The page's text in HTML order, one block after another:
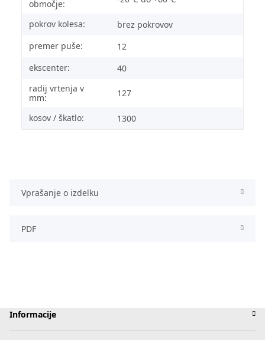
območje:
pokrov kolesa:
brez pokrovov
premer puše:
12
ekscenter:
40
radij vrtenja v
mm:
127
kosov / škatlo: 1300
Vprašanje o izdelku
PDF
Informacije